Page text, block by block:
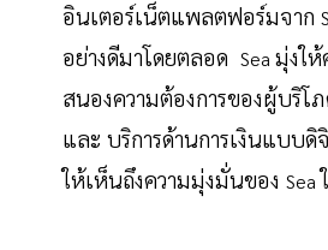
อินเตอร์เน็ตแพลตฟอร์มจาก
อย่างดีมาโดยตลอด Sea มุ่งใ
สนองความต้องการของผู้บริ
และ บริการด้านการเงินแบบ
ให้เห็นถึงความมุ่งมั่นของ Sea